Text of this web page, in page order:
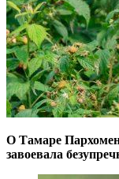
О Тамаре
завоевала